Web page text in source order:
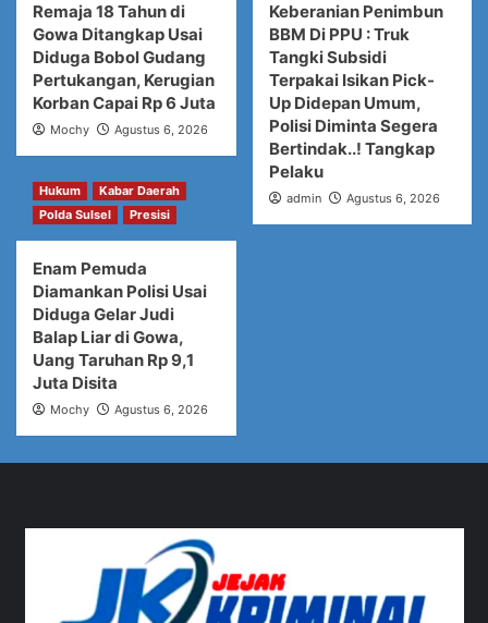
Remaja 18 Tahun di
Gowa Ditangkap Usai
Diduga Bobol Gudang
Pertukangan, Kerugian
Korban Capai Rp 6 Juta
Mochy Agustus 6, 2026
Keberanian Penimbun
BBM Di PPU : Truk
Tangki Subsidi
Terpakai Isikan Pick-
Up Didepan Umum,
Polisi Diminta Segera
Bertindak..! Tangkap
Pelaku
admin Agustus 6, 2026
Hukum
Kabar Daerah
Polda Sulsel
Presisi
Enam Pemuda
Diamankan Polisi Usai
Diduga Gelar Judi
Balap Liar di Gowa,
Uang Taruhan Rp 9,1
Juta Disita
Mochy Agustus 6, 2026